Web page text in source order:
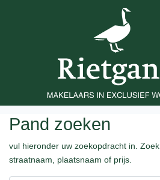
Pand zoeken
vul hieronder uw zoekopdracht in.
straatnaam, plaatsnaam of prijs.